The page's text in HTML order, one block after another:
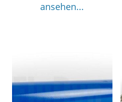
ansehen...